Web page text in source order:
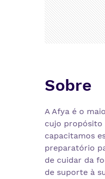
Sobre
A Afya é o
cujo propósito
capacitamos
preparatório
de cuidar da
de suporte à